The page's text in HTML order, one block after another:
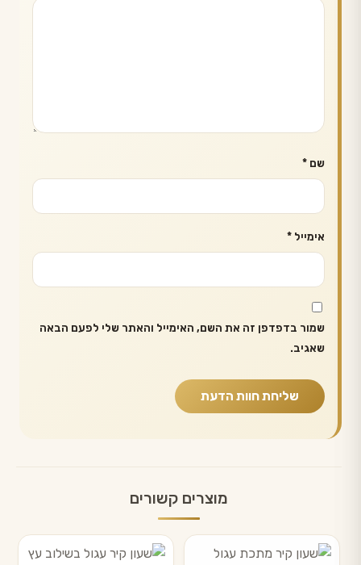
שם *
אימייל *
שמור בדפדפן זה את השם, האימייל והאתר שלי לפעם הבאה
שאגיב.
מוצרים קשורים